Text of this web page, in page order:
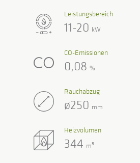
Leistungsbereich
11-20 kW
CO-Emissionen
0,08 %
Heizvolumen
344 m3
Rauchabzug
ø250 mm